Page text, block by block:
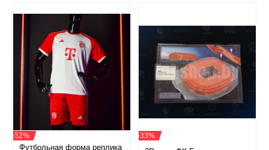
-52%
Футбольная форма реплика
-33%